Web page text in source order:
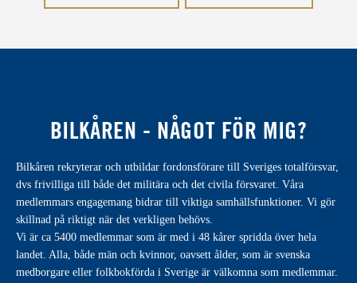
BILKÅREN - NÅGOT FÖR MIG?
Bilkåren rekryterar och utbildar fordonsförare till Sveriges totalförsvar,
dvs frivilliga till både det militära och det civila försvaret. Våra
medlemmars engagemang bidrar till viktiga samhällsfunktioner. Vi gör
skillnad på riktigt när det verkligen behövs.
Vi är ca 5400 medlemmar som är med i 48 kårer spridda över hela
landet. Alla, både män och kvinnor, oavsett ålder, som är svenska
medborgare eller folkbokförda i Sverige är välkomna som medlemmar.